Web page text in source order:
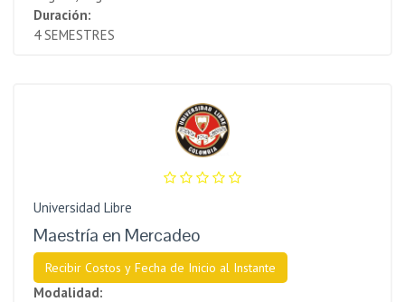
Duración:
4 SEMESTRES
Universidad Libre
Maestría en Mercadeo
Recibir Costos y Fecha de Inicio al Instante
Modalidad: